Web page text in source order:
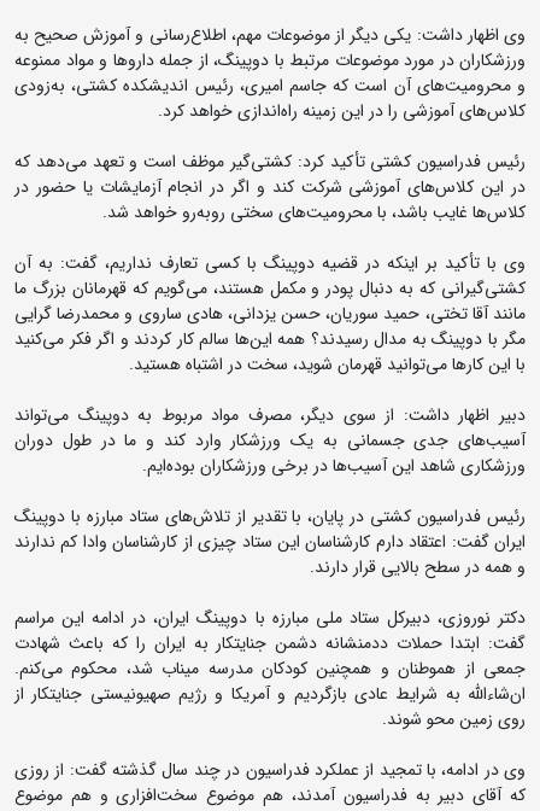
وی اظهار داشت: یکی دیگر از موضوعات مهم، اطلاع‌رسانی و آموزش صحیح به
ورزشکاران در مورد موضوعات مرتبط با دوپینگ، از جمله داروها و مواد ممنوعه
و محرومیت‌های آن است که جاسم امیری، رئیس اندیشکده کشتی، به‌زودی
کلاس‌های آموزشی را در این زمینه راه‌اندازی خواهد کرد.
رئیس فدراسیون کشتی تأکید کرد: کشتی‌گیر موظف است و تعهد می‌دهد که
در این کلاس‌های آموزشی شرکت کند و اگر در انجام آزمایشات یا حضور در
کلاس‌ها غایب باشد، با محرومیت‌های سختی روبه‌رو خواهد شد.
وی با تأکید بر اینکه در قضیه دوپینگ با کسی تعارف نداریم، گفت: به آن
کشتی‌گیرانی که به دنبال پودر و مکمل هستند، می‌گویم که قهرمانان بزرگ ما
مانند آقا تختی، حمید سوریان، حسن یزدانی، هادی ساروی و محمدرضا گرایی
مگر با دوپینگ به مدال رسیدند؟ همه این‌ها سالم کار کردند و اگر فکر می‌کنید
با این کارها می‌توانید قهرمان شوید، سخت در اشتباه هستید.
دبیر اظهار داشت: از سوی دیگر، مصرف مواد مربوط به دوپینگ می‌تواند
آسیب‌های جدی جسمانی به یک ورزشکار وارد کند و ما در طول دوران
ورزشکاری شاهد این آسیب‌ها در برخی ورزشکاران بوده‌ایم.
رئیس فدراسیون کشتی در پایان، با تقدیر از تلاش‌های ستاد مبارزه با دوپینگ
ایران گفت: اعتقاد دارم کارشناسان این ستاد چیزی از کارشناسان وادا کم ندارند
و همه در سطح بالایی قرار دارند.
دکتر نوروزی، دبیرکل ستاد ملی مبارزه با دوپینگ ایران، در ادامه این مراسم
گفت: ابتدا حملات ددمنشانه دشمن جنایتکار به ایران را که باعث شهادت
جمعی از هموطنان و همچنین کودکان مدرسه میناب شد، محکوم می‌کنم.
ان‌شاءالله به شرایط عادی بازگردیم و آمریکا و رژیم صهیونیستی جنایتکار از
روی زمین محو شوند.
وی در ادامه، با تمجید از عملکرد فدراسیون در چند سال گذشته گفت: از روزی
که آقای دبیر به فدراسیون آمدند، هم موضوع سخت‌افزاری و هم موضوع